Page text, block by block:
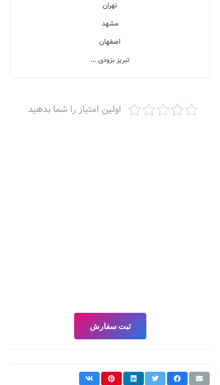
تهران
مشهد
اصفهان
تبریز بزودی ...
اولین امتیاز را شما بدهید
ثبت سفارش